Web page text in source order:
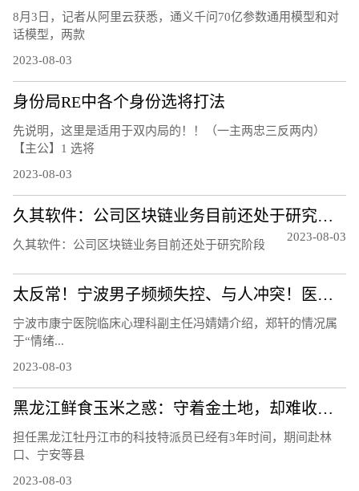
8月3日，记者从阿里云获悉，通义千问70亿参数通用模型和对
话模型，两款
2023-08-03
身份局RE中各个身份选将打法
先说明，这里是适用于双内局的！！（一主两忠三反两内）
【主公】1 选将
2023-08-03
久其软件：公司区块链业务目前还处于研究阶段
久其软件：公司区块链业务目前还处于研究阶段
2023-08-03
太反常！宁波男子频频失控、与人冲突！医生：须重视！都是因为……
宁波市康宁医院临床心理科副主任冯婧婧介绍，郑轩的情况属
于“情绪...
2023-08-03
黑龙江鲜食玉米之惑：守着金土地，却难收获金豆豆？听听基层声音
担任黑龙江牡丹江市的科技特派员已经有3年时间，期间赴林
口、宁安等县
2023-08-03